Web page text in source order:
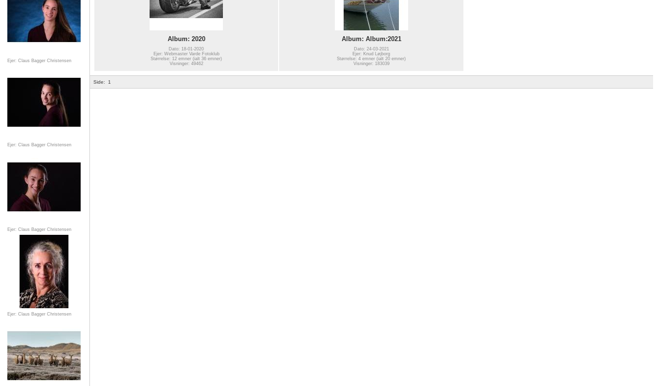
Ejer: Claus Bagger Christensen
Ejer: Claus Bagger Christensen
Ejer: Claus Bagger Christensen
Ejer: Claus Bagger Christensen
Album: 2020
Dato: 18-01-2020
Ejer: Webmaster Varde Fotoklub
Størrelse: 12 emner (ialt 36 emner)
Visninger: 49462
Album: Album:2021
Dato: 24-03-2021
Ejer: Knud Løjborg
Størrelse: 4 emner (ialt 20 emner)
Visninger: 183039
Side: 1